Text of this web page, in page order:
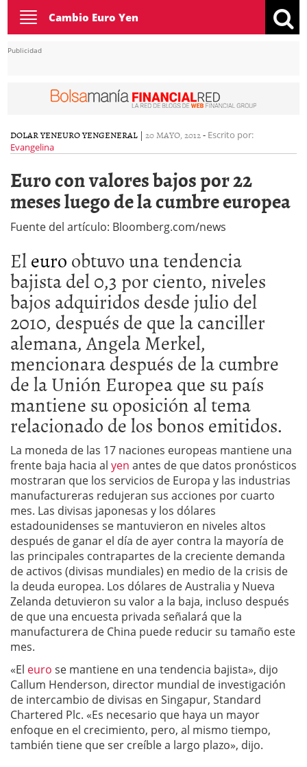
Toggle
navigation
Cambio Euro Yen
Publicidad
DOLAR YENEURO YENGENERAL | 20 MAYO, 2012- Escrito por:
Evangelina
Euro con valores bajos por 22
meses luego de la cumbre europea
Fuente del artículo: Bloomberg.com/news
Eleuroobtuvo una tendencia
bajista del 0,3 por ciento, niveles
bajos adquiridos desde julio del
2010, después de que la canciller
alemana, Angela Merkel,
mencionara después de la cumbre
de la Unión Europea que su país
mantiene su oposición al tema
relacionado de los bonos emitidos.
La moneda de las 17 naciones europeas mantiene una
frente baja hacia al yen antes de que datos pronósticos
mostraran que los servicios de Europa y las industrias
manufactureras redujeran sus acciones por cuarto
mes. Las divisas japonesas y los dólares
estadounidenses se mantuvieron en niveles altos
después de ganar el día de ayer contra la mayoría de
las principales contrapartes de la creciente demanda
de activos (divisas mundiales) en medio de la crisis de
la deuda europea. Los dólares de Australia y Nueva
Zelanda detuvieron su valor a la baja, incluso después
de que una encuesta privada señalará que la
manufacturera de China puede reducir su tamaño este
mes.
«El euro se mantiene en una tendencia bajista», dijo
Callum Henderson, director mundial de investigación
de intercambio de divisas en Singapur, Standard
Chartered Plc. «Es necesario que haya un mayor
enfoque en el crecimiento, pero, al mismo tiempo,
también tiene que ser creíble a largo plazo», dijo.